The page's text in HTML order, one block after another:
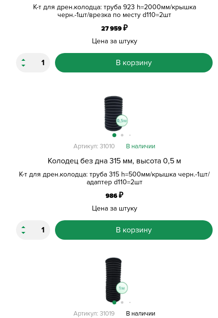
К-т для дрен.колодца: труба 923 h=2000мм/крышка
черн.-1шт/врезка по месту d110=2шт
27 959₽
Цена за штуку
В корзину
Колодец без дна 315 мм, высота 0,5 м
К-т для дрен.колодца: труба 315 h=500мм/крышка черн.-1шт/
адаптер d110=2шт
Артикул: 31010 В наличии
986₽
Цена за штуку
В корзину
Артикул: 31019 В наличии